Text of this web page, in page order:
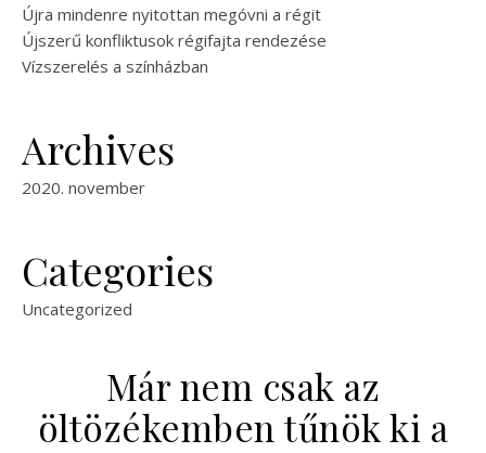
Újra mindenre nyitottan megóvni a régit
Újszerű konfliktusok régifajta rendezése
Vízszerelés a színházban
Archives
2020. november
Categories
Uncategorized
Már nem csak az
öltözékemben tűnök ki a